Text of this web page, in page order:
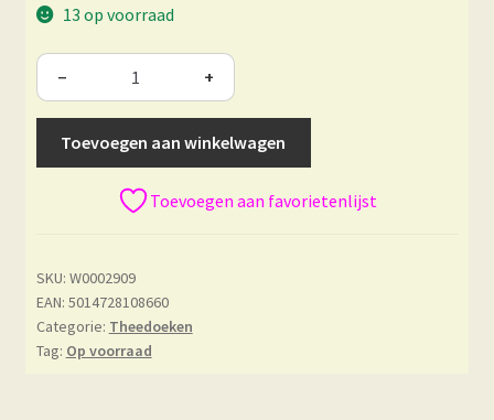
13 op voorraad
− +
Toevoegen aan winkelwagen
Toevoegen aan favorietenlijst
SKU: W0002909
EAN: 5014728108660
Categorie: Theedoeken
Tag: Op voorraad